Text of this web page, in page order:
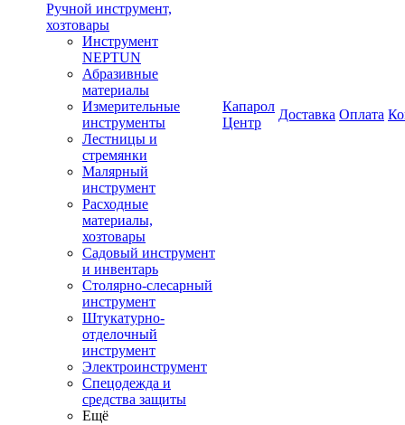
Ручной инструмент,
хозтовары
Инструмент
NEPTUN
Абразивные
материалы
Измерительные
инструменты
Лестницы и
стремянки
Малярный
инструмент
Расходные
материалы,
хозтовары
Садовый инструмент
и инвентарь
Столярно-слесарный
инструмент
Штукатурно-
отделочный
инструмент
Электроинструмент
Спецодежда и
средства защиты
Ещё
Капарол
Центр
Доставка Оплата